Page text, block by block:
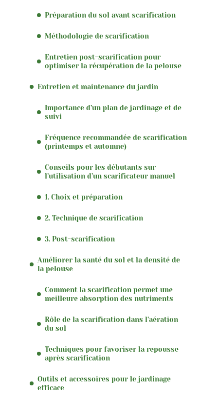
Préparation du sol avant scarification
Méthodologie de scarification
Entretien post-scarification pour
optimiser la récupération de la pelouse
Entretien et maintenance du jardin
Importance d’un plan de jardinage et de
suivi
Fréquence recommandée de scarification
(printemps et automne)
Conseils pour les débutants sur
l’utilisation d’un scarificateur manuel
1. Choix et préparation
2. Technique de scarification
3. Post-scarification
Améliorer la santé du sol et la densité de
la pelouse
Comment la scarification permet une
meilleure absorption des nutriments
Rôle de la scarification dans l’aération
du sol
Techniques pour favoriser la repousse
après scarification
Outils et accessoires pour le jardinage
efficace